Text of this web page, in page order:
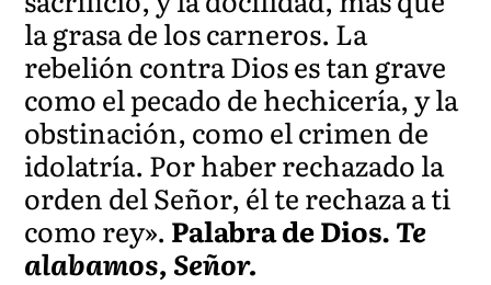
la grasa de los carneros. La
rebelión contra Dios es tan grave
como el pecado de hechicería, y la
obstinación, como el crimen de
idolatría. Por haber rechazado la
orden del Señor, él te rechaza a ti
como rey». Palabra de Dios.Te
alabamos, Señor.